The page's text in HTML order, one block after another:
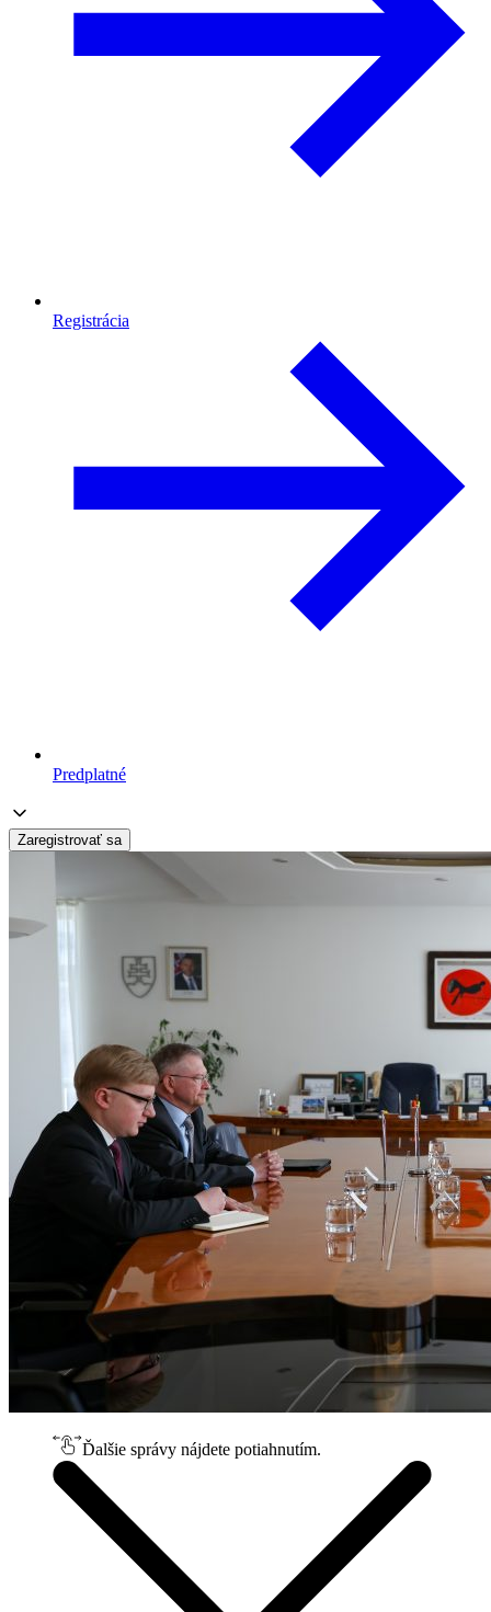
Registrácia
Predplatné
Zaregistrovať sa
Ďalšie správy nájdete potiahnutím.